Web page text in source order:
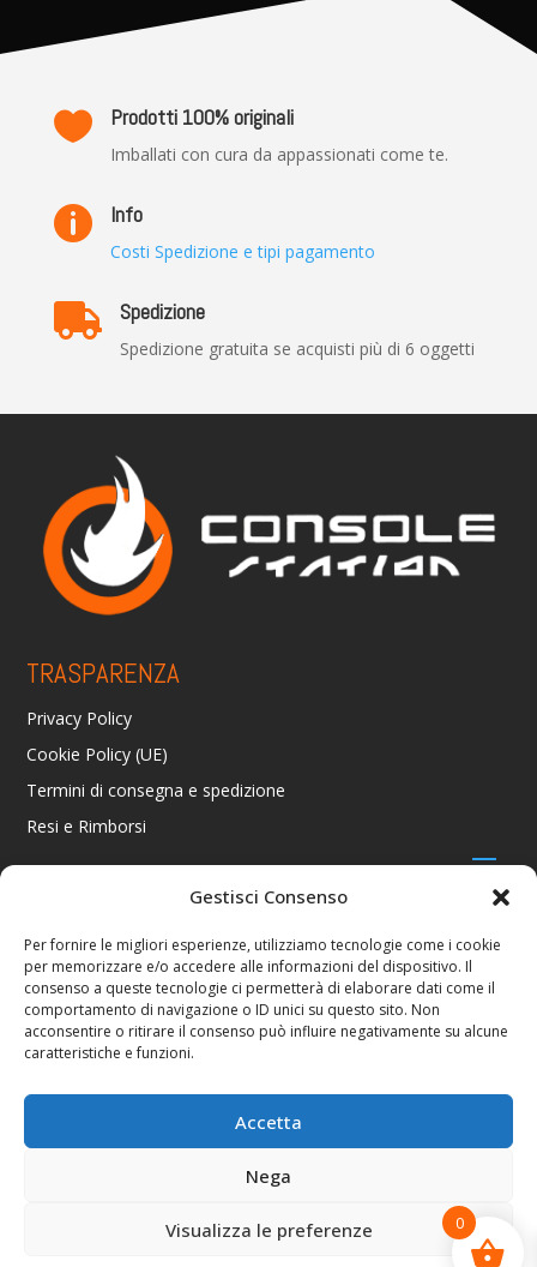
Gestisci Consenso
Per fornire le migliori esperienze, utilizziamo tecnologie come i cookie
per memorizzare e/o accedere alle informazioni del dispositivo. Il
consenso a queste tecnologie ci permetterà di elaborare dati come il
comportamento di navigazione o ID unici su questo sito. Non
acconsentire o ritirare il consenso può influire negativamente su alcune
caratteristiche e funzioni.
Accetta
Nega
Visualizza le preferenze
 Prodotti 100% originali
Imballati con cura da appassionati come te.
 Info
Costi Spedizione e tipi pagamento
 Spedizione
Spedizione gratuita se acquisti più di 6 oggetti
TRASPARENZA
Privacy Policy
Cookie Policy (UE)
Termini di consegna e spedizione
Resi e Rimborsi
CONTATTI
Via R. Giuliani 70/c Rosso, 50141 Firenze FI
+39 055 4289002 / +39 392 2343100
info@consolestation.it
P.Iva 04990180483
0